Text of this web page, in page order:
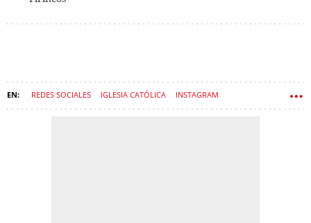
REDES SOCIALES IGLESIA CATÓLICA INSTAGRAM